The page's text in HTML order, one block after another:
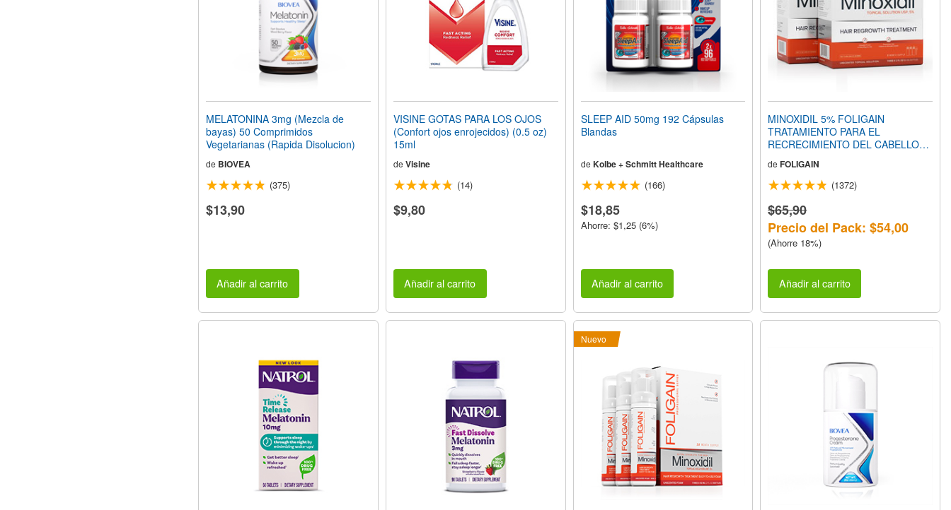
MELATONINA 3mg (Mezcla de
bayas) 50 Comprimidos
Vegetarianas (Rapida Disolucion)
de BIOVEA
(375)
$13,90
Añadir al carrito
VISINE GOTAS PARA LOS OJOS
(Confort ojos enrojecidos) (0.5 oz)
15ml
de Visine
(14)
$9,80
Añadir al carrito
SLEEP AID 50mg 192 Cápsulas
Blandas
de Kolbe + Schmitt Healthcare
(166)
$18,85
Ahorre: $1,25 (6%)
Añadir al carrito
MINOXIDIL 5% FOLIGAIN
TRATAMIENTO PARA EL
RECRECIMIENTO DEL CABELLO
Suministro para 6 Meses
de FOLIGAIN
(1372)
$65,90
Precio del Pack: $54,00
(Ahorre 18%)
Añadir al carrito
Nuevo